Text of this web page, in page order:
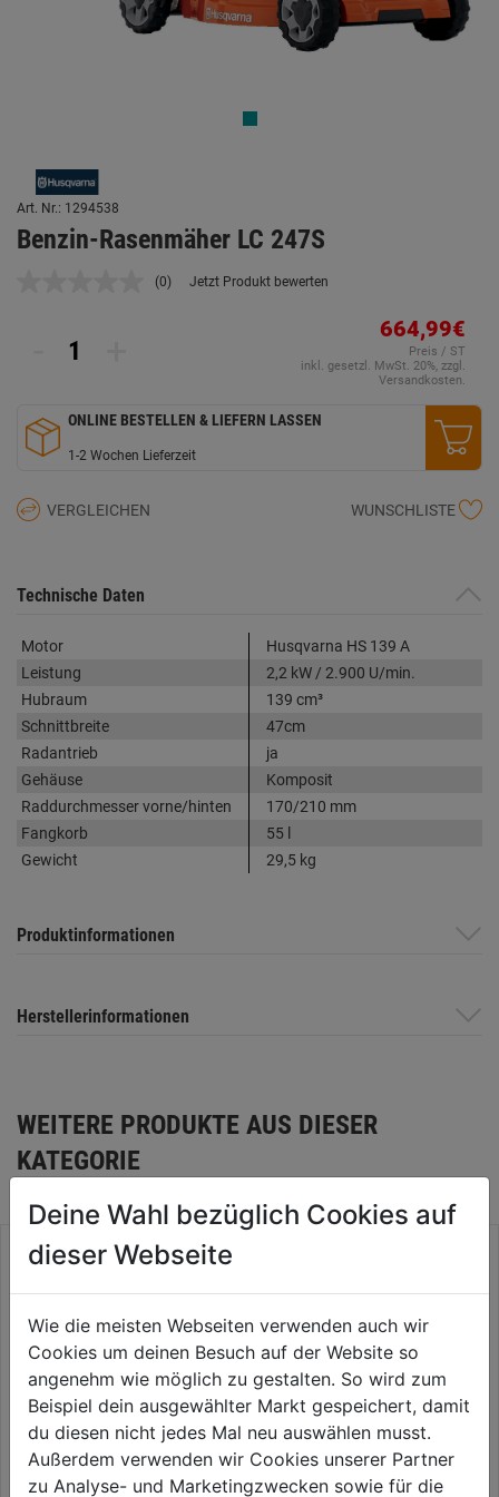
Art. Nr.: 1294538
Benzin-Rasenmäher LC 247S
Kein
(0) Jetzt Produkt bewerten
664,99€
Preis / ST
inkl. gesetzl. MwSt. 20%, zzgl.
Versandkosten.
ONLINE BESTELLEN & LIEFERN LASSEN
1-2 Wochen Lieferzeit
VERGLEICHEN WUNSCHLISTE
Technische Daten
Motor
Husqvarna HS 139 A
Leistung
2,2 kW / 2.900 U/min.
Hubraum
139 cm³
Schnittbreite
47cm
Radantrieb
ja
Gehäuse
Komposit
Raddurchmesser vorne/hinten
170/210 mm
Fangkorb
55 l
Gewicht
29,5 kg
Produktinformationen
Herstellerinformationen
WEITERE PRODUKTE AUS DIESER
KATEGORIE
Benzin-Rasenmäher Combi
Balkenmäher 87cm
Deine Wahl bezüglich Cookies auf
dieser Webseite
Wie die meisten Webseiten verwenden auch wir
Cookies um deinen Besuch auf der Website so
angenehm wie möglich zu gestalten. So wird zum
Beispiel dein ausgewählter Markt gespeichert, damit
du diesen nicht jedes Mal neu auswählen musst.
Außerdem verwenden wir Cookies unserer Partner
zu Analyse- und Marketingzwecken sowie für die